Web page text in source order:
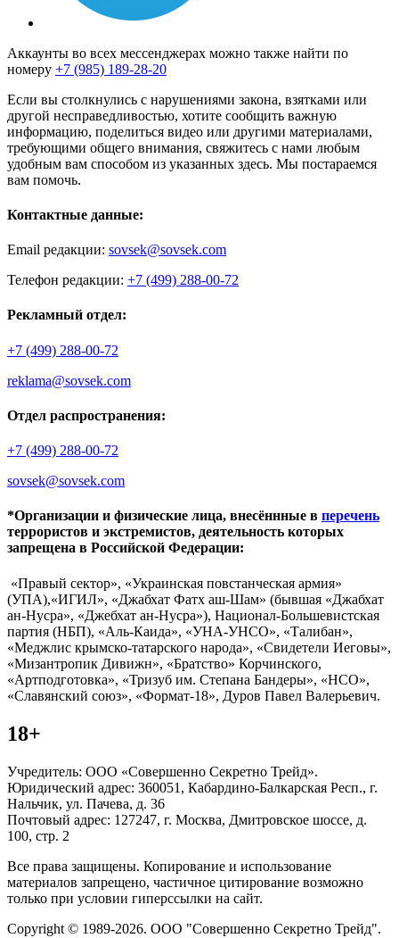
Аккаунты во всех мессенджерах можно также найти по
номеру +7 (985) 189-28-20
Если вы столкнулись с нарушениями закона, взятками или
другой несправедливостью, хотите сообщить важную
информацию, поделиться видео или другими материалами,
требующими общего внимания, свяжитесь с нами любым
удобным вам способом из указанных здесь. Мы постараемся
вам помочь.
Контактные данные:
Email редакции: sovsek@sovsek.com
Телефон редакции: +7 (499) 288-00-72
Рекламный отдел:
+7 (499) 288-00-72
reklama@sovsek.com
Отдел распространения:
+7 (499) 288-00-72
sovsek@sovsek.com
*Организации и физические лица, внесённные в перечень
террористов и экстремистов, деятельность которых
запрещена в Российской Федерации:
«Правый сектор», «Украинская повстанческая армия»
(УПА),«ИГИЛ», «Джабхат Фатх аш-Шам» (бывшая «Джабхат
ан-Нусра», «Джебхат ан-Нусра»), Национал-Большевистская
партия (НБП), «Аль-Каида», «УНА-УНСО», «Талибан»,
«Меджлис крымско-татарского народа», «Свидетели Иеговы»,
«Мизантропик Дивижн», «Братство» Корчинского,
«Артподготовка», «Тризуб им. Степана Бандеры», «НСО»,
«Славянский союз», «Формат-18», Дуров Павел Валерьевич.
18+
Учредитель: ООО «Совершенно Секретно Трейд».
Юридический адрес: 360051, Кабардино-Балкарская Респ., г.
Нальчик, ул. Пачева, д. 36
Почтовый адрес: 127247, г. Москва, Дмитровское шоссе, д.
100, стр. 2
Все права защищены. Копирование и использование
материалов запрещено, частичное цитирование возможно
только при условии гиперссылки на сайт.
Copyright © 1989-2026. ООО "Совершенно Секретно Трейд".